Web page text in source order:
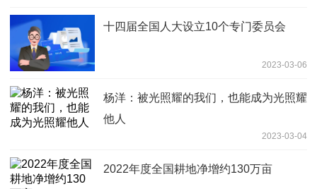
十四届全国人大设立10个专门委员会
2023-03-06
杨洋：被光照耀的我们，也能成为光照耀
他人
2023-03-04
2022年度全国耕地净增约130万亩